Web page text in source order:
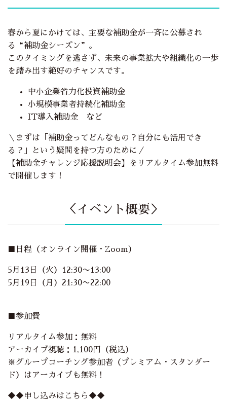
春から夏にかけては、主要な補助金が一斉に公募され
る“補助金シーズン”。
このタイミングを逃さず、未来の事業拡大や組織化の一歩
を踏み出す絶好のチャンスです。
中小企業省力化投資補助金
小規模事業者持続化補助金
IT導入補助金 など
＼まずは「補助金ってどんなもの？自分にも活用でき
る？」という疑問を持つ方のために／
【補助金チャレンジ応援説明会】をリアルタイム参加無料
で開催します！
＜イベント概要＞
■日程（オンライン開催・Zoom）
5月13日（火）12:30〜13:00
5月19日（月）21:30〜22:00
■参加費
リアルタイム参加：無料
アーカイブ視聴：1,100円（税込）
※グループコーチング参加者（プレミアム・スタンダー
ド）はアーカイブも無料！
◆◆申し込みはこちら◆◆